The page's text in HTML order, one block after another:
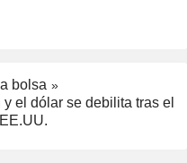
bolsa
el dólar se debilita tras el